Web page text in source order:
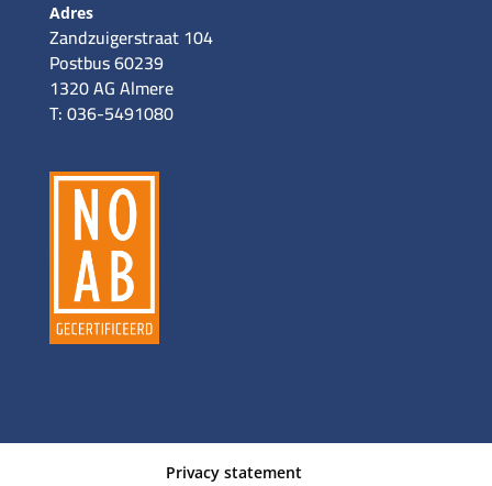
Adres
Zandzuigerstraat 104
Postbus 60239
1320 AG Almere
T: 036-5491080
Privacy statement